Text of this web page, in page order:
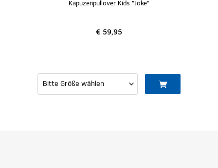
Kapuzenpullover Kids "Joke"
€ 59,95